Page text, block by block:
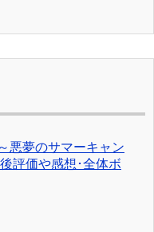
悪夢のサマーキャン
評価や感想･全体ボ